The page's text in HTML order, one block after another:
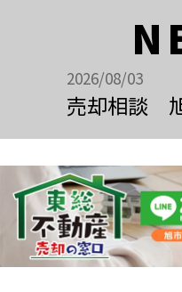
2026/08/03
売却相談